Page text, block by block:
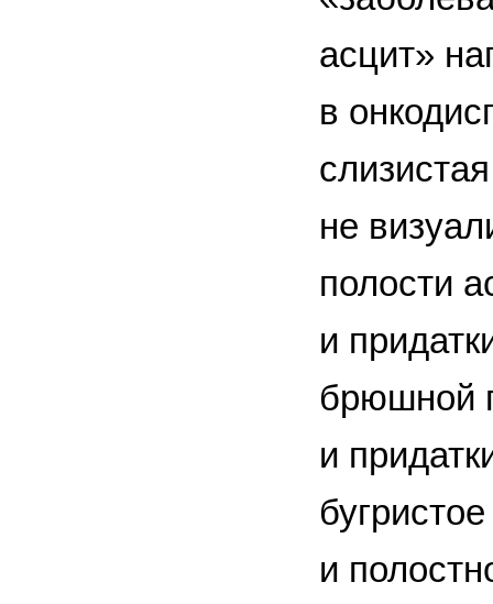
асцит»
в
не
полости
и
брюшной
и
и